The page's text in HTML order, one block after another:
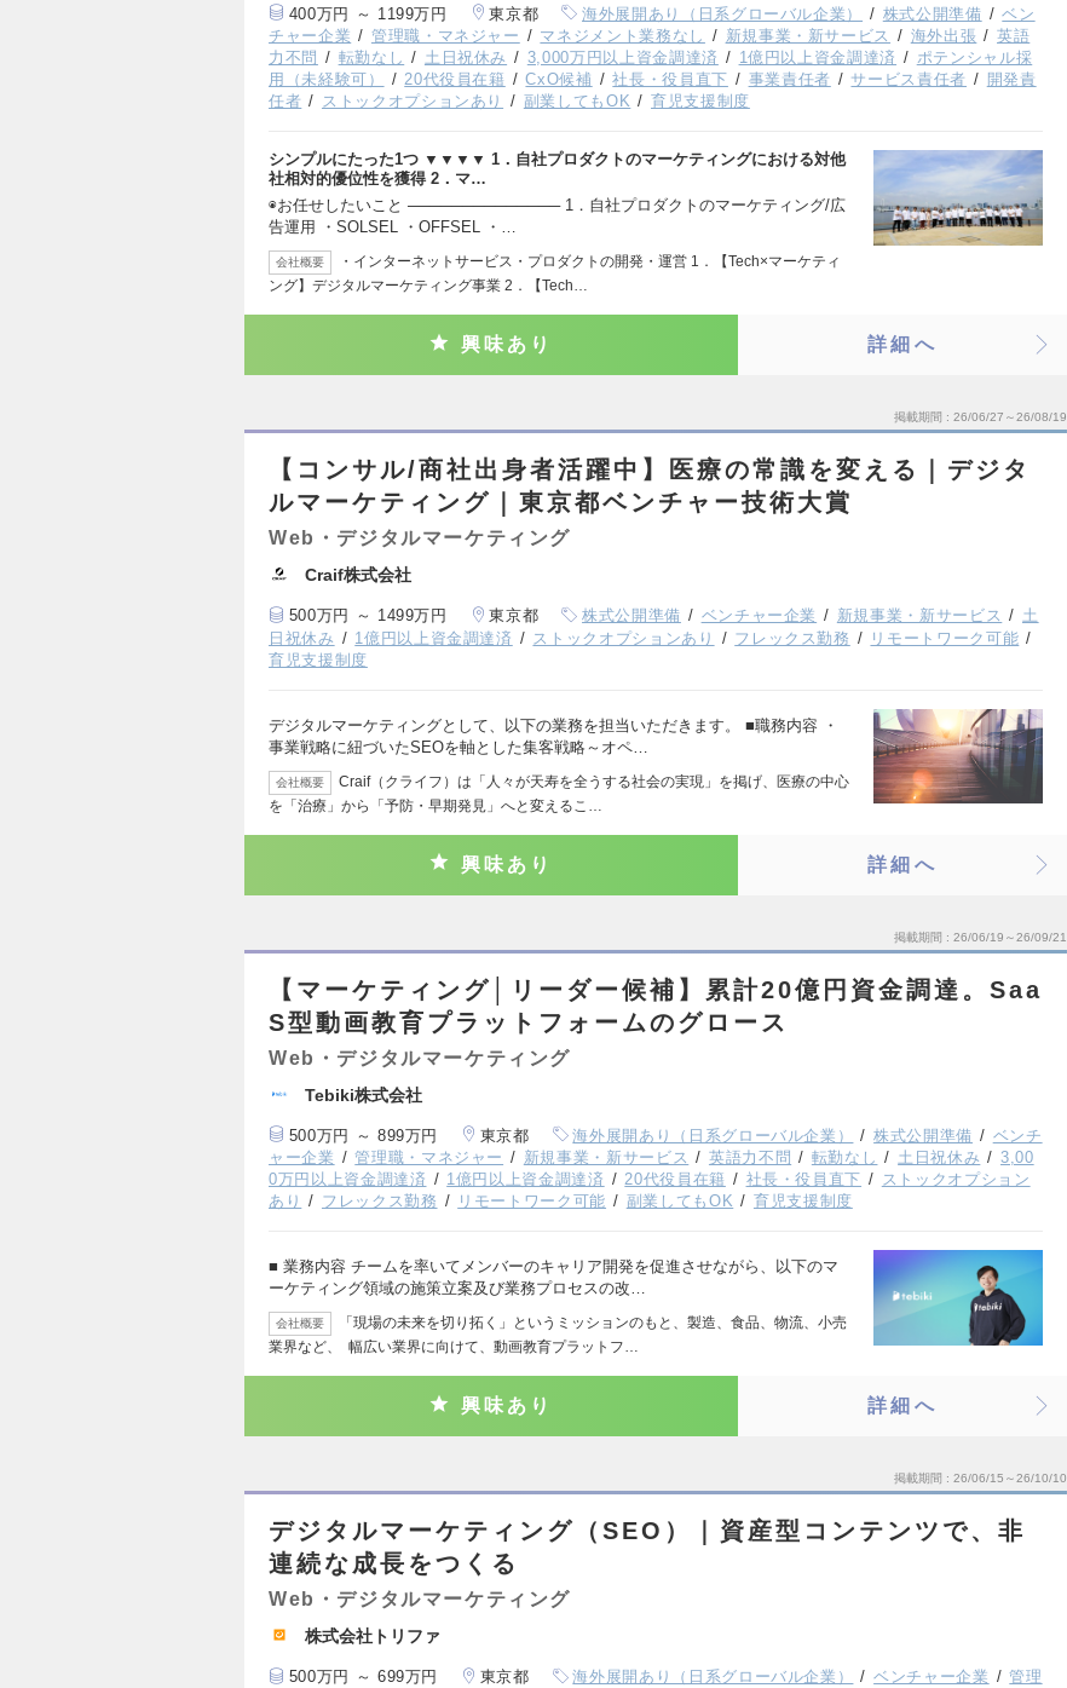
400万円 ～ 1199万円 東京都 海外展開あり（日系グローバル企業） 株式公開準備
ベン
チャー企業
管理職・マネジャー マネジメント業務なし 新規事業・新サービス 海外出張
英語
力不問
転勤なし 土日祝休み 3,000万円以上資金調達済 1億円以上資金調達済
ポテンシャル採
用（未経験可）
20代役員在籍 CxO候補 社長・役員直下 事業責任者 サービス責任者
開発責
任者
ストックオプションあり 副業してもOK 育児支援制度
シンプルにたった1つ ▼▼▼▼ 1．自社プロダクトのマーケティングにおける対他
社相対的優位性を獲得 2．マ…
◉お任せしたいこと ────────────── 1．自社プロダクトのマーケティング/広
告運用 ・SOLSEL ・OFFSEL ・…
会社概要
・インターネットサービス・プロダクトの開発・運営 1．【Tech×マーケティ
ング】デジタルマーケティング事業 2．【Tech…
興味あり 詳細へ
掲載期間 26/06/27～26/08/19
【コンサル/商社出身者活躍中】医療の常識を変える｜デジタ
ルマーケティング｜東京都ベンチャー技術大賞
Web・デジタルマーケティング
Craif株式会社
500万円 ～ 1499万円 東京都 株式公開準備 ベンチャー企業 新規事業・新サービス
土
日祝休み
1億円以上資金調達済 ストックオプションあり フレックス勤務
リモートワーク可能
育児支援制度
デジタルマーケティングとして、以下の業務を担当いただきます。 ■職務内容 ・
事業戦略に紐づいたSEOを軸とした集客戦略～オペ…
会社概要
Craif（クライフ）は「人々が天寿を全うする社会の実現」を掲げ、医療の中心
を「治療」から「予防・早期発見」へと変えるこ…
興味あり 詳細へ
掲載期間 26/06/19～26/09/21
【マーケティング│リーダー候補】累計20億円資金調達。Saa
S型動画教育プラットフォームのグロース
Web・デジタルマーケティング
Tebiki株式会社
500万円 ～ 899万円 東京都 海外展開あり（日系グローバル企業） 株式公開準備
ベンチ
ャー企業
管理職・マネジャー 新規事業・新サービス 英語力不問 転勤なし 土日祝休み
3,00
0万円以上資金調達済
1億円以上資金調達済 20代役員在籍 社長・役員直下
ストックオプション
あり
フレックス勤務 リモートワーク可能 副業してもOK 育児支援制度
■ 業務内容 チームを率いてメンバーのキャリア開発を促進させながら、以下のマ
ーケティング領域の施策立案及び業務プロセスの改…
会社概要
「現場の未来を切り拓く」というミッションのもと、製造、食品、物流、小売
業界など、 幅広い業界に向けて、動画教育プラットフ…
興味あり 詳細へ
掲載期間 26/06/15～26/10/10
デジタルマーケティング（SEO）｜資産型コンテンツで、非
連続な成長をつくる
Web・デジタルマーケティング
株式会社トリファ
500万円 ～ 699万円 東京都 海外展開あり（日系グローバル企業） ベンチャー企業
管理